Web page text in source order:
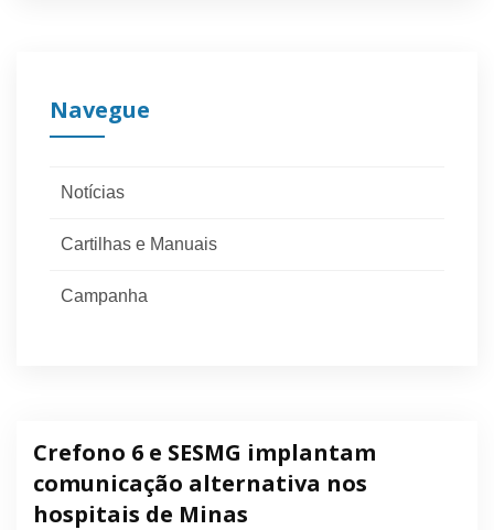
Navegue
Notícias
Cartilhas e Manuais
Campanha
Crefono 6 e SESMG implantam
comunicação alternativa nos
hospitais de Minas